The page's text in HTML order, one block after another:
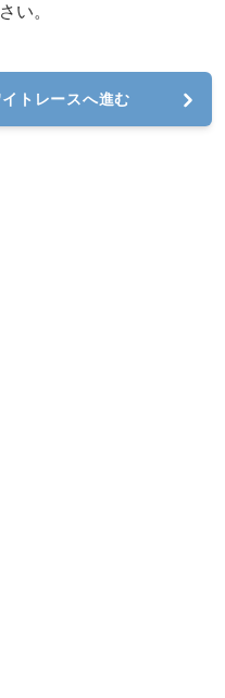
い。
トレースへ進む